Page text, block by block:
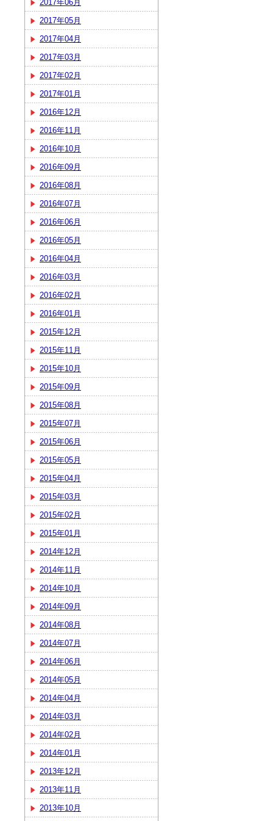
2017年06月
2017年05月
2017年04月
2017年03月
2017年02月
2017年01月
2016年12月
2016年11月
2016年10月
2016年09月
2016年08月
2016年07月
2016年06月
2016年05月
2016年04月
2016年03月
2016年02月
2016年01月
2015年12月
2015年11月
2015年10月
2015年09月
2015年08月
2015年07月
2015年06月
2015年05月
2015年04月
2015年03月
2015年02月
2015年01月
2014年12月
2014年11月
2014年10月
2014年09月
2014年08月
2014年07月
2014年06月
2014年05月
2014年04月
2014年03月
2014年02月
2014年01月
2013年12月
2013年11月
2013年10月